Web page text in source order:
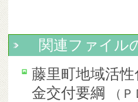
関連ファイル
藤里町地域活
金交付要綱
（ Ｐ